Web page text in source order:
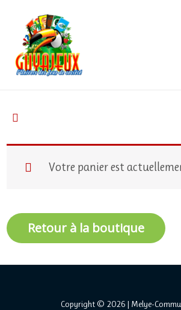
contenu
Rechercher
Votre panier est
Retour à la boutique
Copyright © 2026 | Melye-